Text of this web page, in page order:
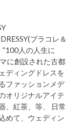
プラコレ＆
人の人生に
に創設された古都
ディングドレスを
ファッションメデ
オリジナルアイテ
、紅茶、等、 日常
めて、ウェディン